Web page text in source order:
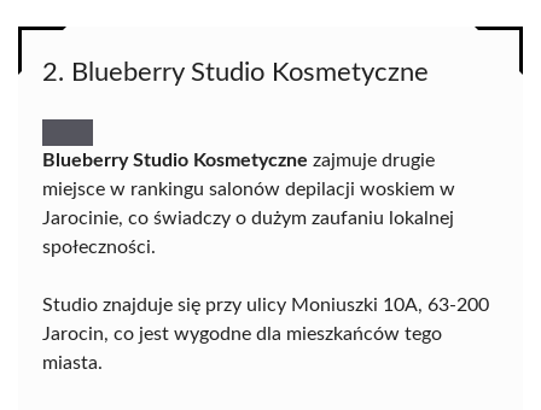
2. Blueberry Studio Kosmetyczne
Blueberry Studio Kosmetyczne zajmuje drugie
miejsce w rankingu salonów depilacji woskiem w
Jarocinie, co świadczy o dużym zaufaniu lokalnej
społeczności.
Studio znajduje się przy ulicy Moniuszki 10A, 63-200
Jarocin, co jest wygodne dla mieszkańców tego
miasta.